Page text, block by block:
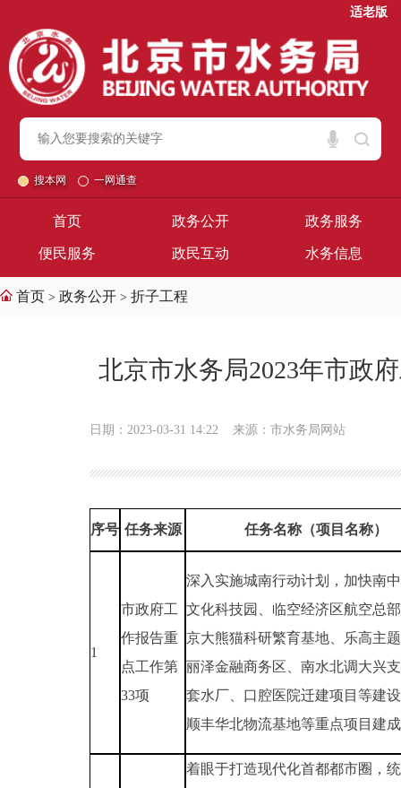
适老版
搜本网 一网通查
首页 政务公开 政务服务
便民服务 政民互动 水务信息
首页 > 政务公开 > 折子工程
北京市水务局2023年市政
日期：2023-03-31 14:22 来源：市水务局网站
序号 任务来源 任务名称（项目名称）
1
市政府工
作报告重
点工作第
33项
深入实施城南行动计划，加快南
文化科技园、临空经济区航空总
京大熊猫科研繁育基地、乐高主
丽泽金融商务区、南水北调大兴
套水厂、口腔医院迁建项目等建
顺丰华北物流基地等重点项目建
着眼于打造现代化首都都市圈，